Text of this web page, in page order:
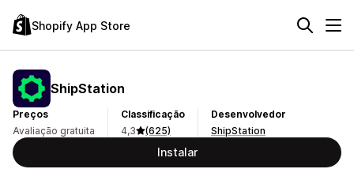
Shopify App Store
ShipStation
Preços
Avaliação gratuita
Classificação
4,3
(625)
Desenvolvedor
ShipStation
Instalar